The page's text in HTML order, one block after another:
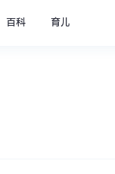
百科 育儿